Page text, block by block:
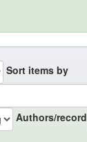
Sort items by
Authors/record